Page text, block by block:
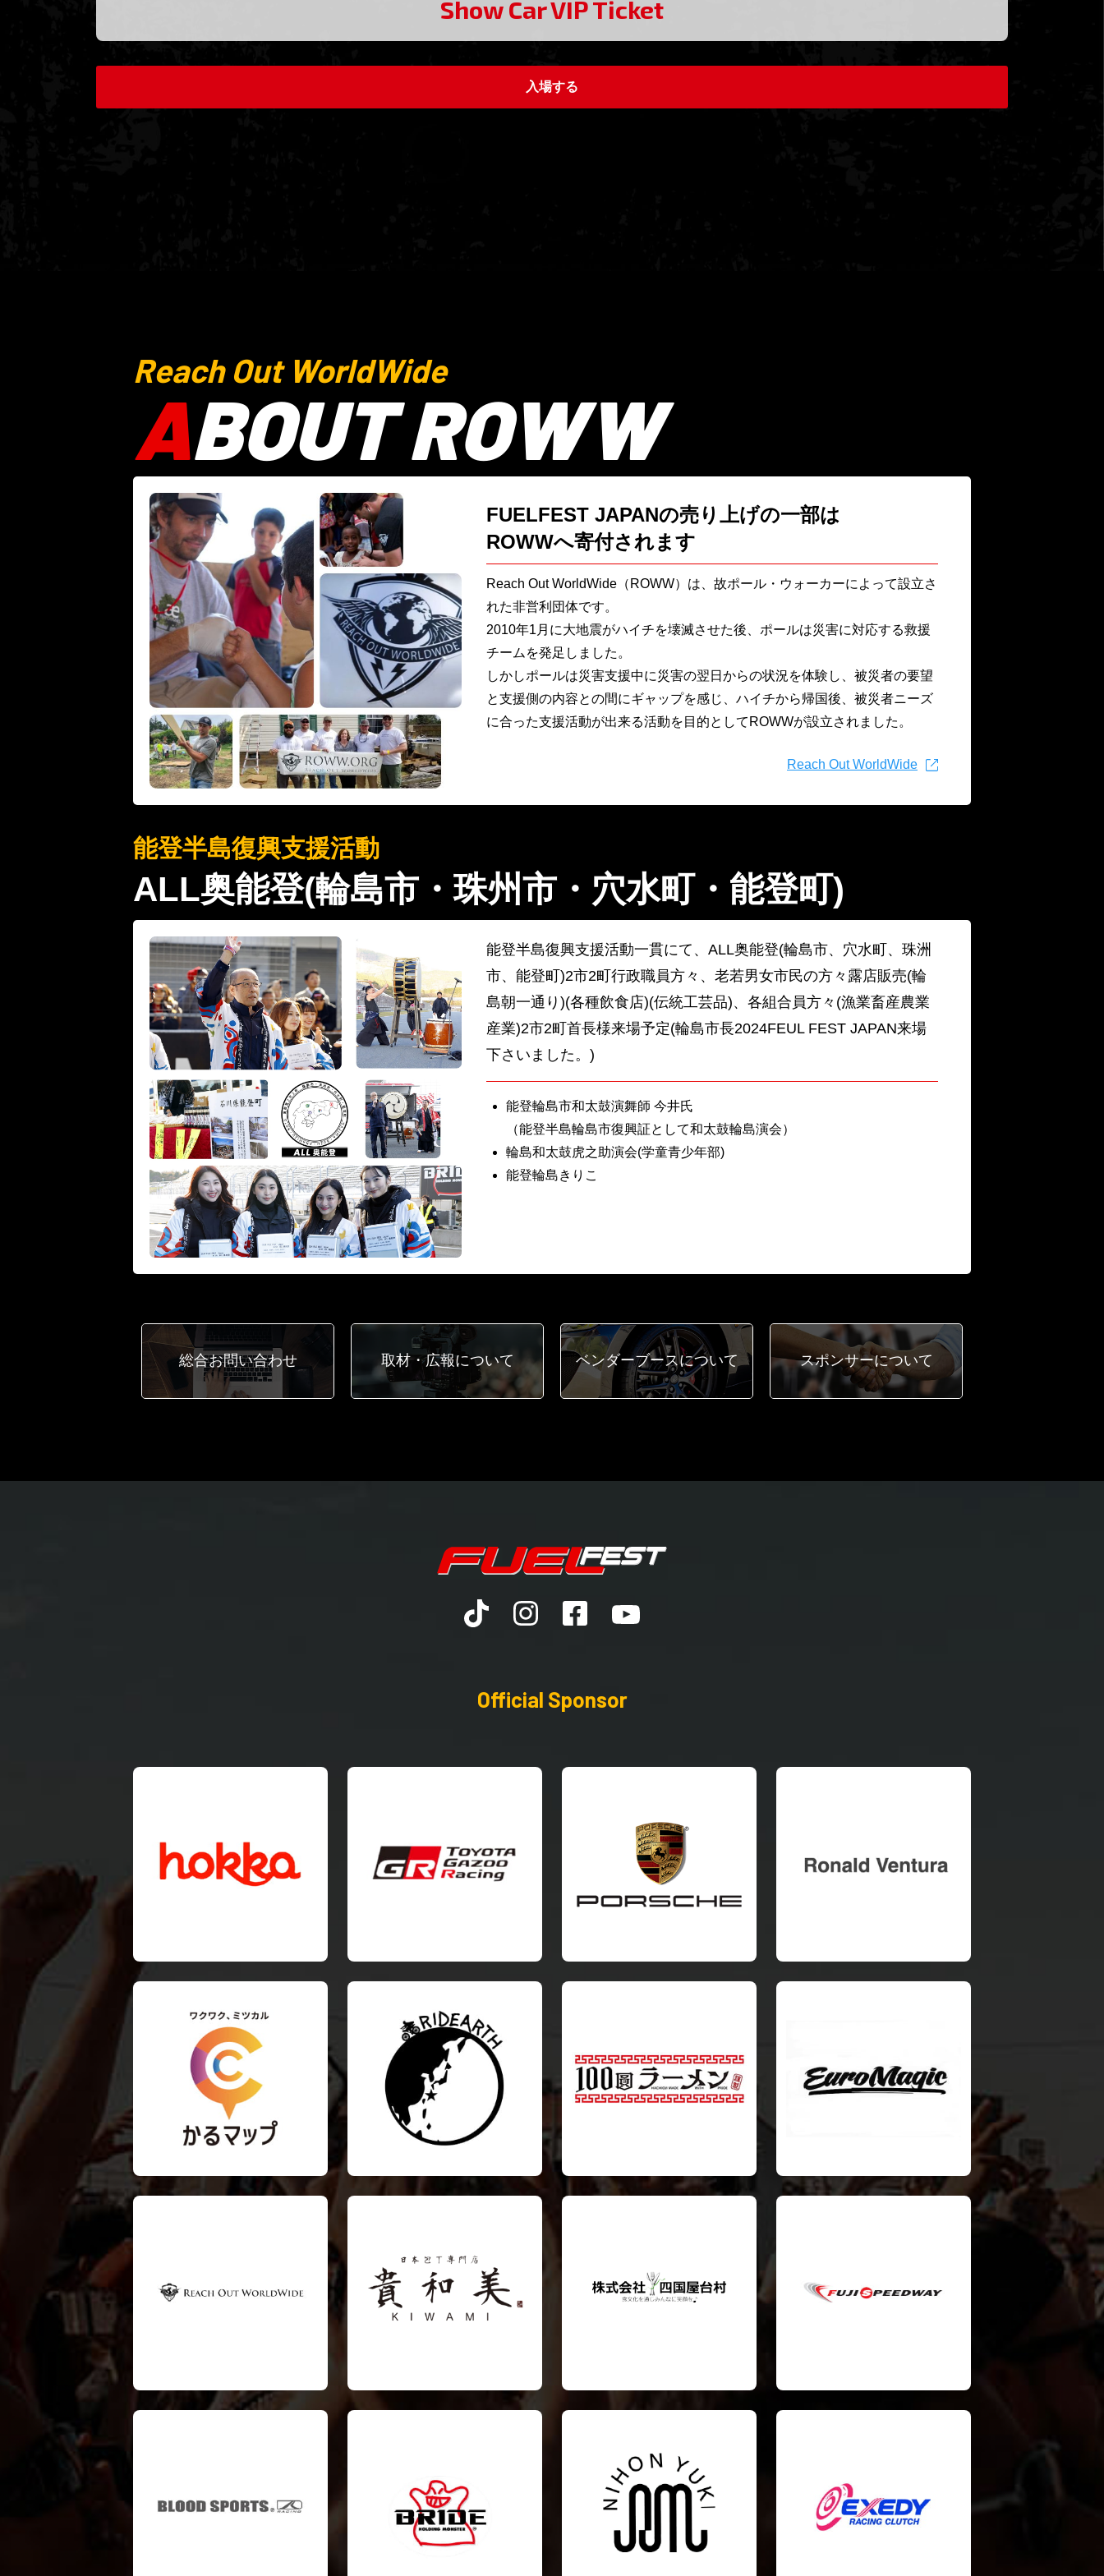
Show Car VIP Ticket
Reach Out WorldWide
ABOUT ROWW
FUELFEST JAPANの売り上げの一部は
ROWWへ寄付されます
Reach Out WorldWide（ROWW）は、故ポール・ウォーカーによって設立さ
れた非営利団体です。
2010年1月に大地震がハイチを壊滅させた後、ポールは災害に対応する救援
チームを発足しました。
しかしポールは災害支援中に災害の翌日からの状況を体験し、被災者の要望
と支援側の内容との間にギャップを感じ、ハイチから帰国後、被災者ニーズ
に合った支援活動が出来る活動を目的としてROWWが設立されました。
Reach Out WorldWide
能登半島復興支援活動
ALL奥能登(輪島市・珠州市・穴水町・能登町)
能登半島復興支援活動一貫にて、ALL奥能登(輪島市、穴水町、珠洲
市、能登町)2市2町行政職員方々、老若男女市民の方々露店販売(輪
島朝一通り)(各種飲食店)(伝統工芸品)、各組合員方々(漁業畜産農業
産業)2市2町首長様来場予定(輪島市長2024FEUL FEST JAPAN来場
下さいました。)
能登輪島市和太鼓演舞師 今井氏
（能登半島輪島市復興証として和太鼓輪島演会）
輪島和太鼓虎之助演会(学童青少年部)
能登輪島きりこ
総合お問い合わせ 取材・広報について ベンダーブースについて スポンサーについて
Official Sponsor